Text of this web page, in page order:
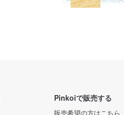
Pinkoiで販売する
販売希望の方はこちら